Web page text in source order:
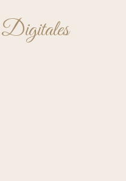
Digitales